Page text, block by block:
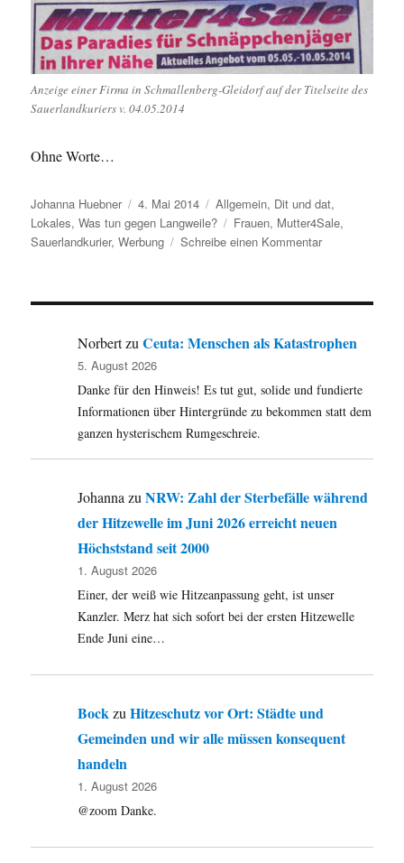
Anzeige einer Firma in Schmallenberg-Gleidorf auf der Titelseite des
Sauerlandkuriers v. 04.05.2014
Ohne Worte…
Autor
Johanna Huebner
Veröffentlicht
am
4. Mai 2014 Kategorien
Allgemein, Dit und dat,
Lokales,Was tun gegen Langweile? Schlagwörter
Frauen, Mutter4Sale,
Sauerlandkurier,Werbung Schreibe einen Kommentarzu
Mutter
das
Sauerland
NorbertzuCeuta: Menschen als Katastrophen
5. August 2026
Danke für den Hinweis! Es tut gut, solide und fundierte
Informationen über Hintergründe zu bekommen statt dem
ganzen hysterischem Rumgeschreie.
Johanna zuNRW: Zahl der Sterbefälle während
der Hitzewelle im Juni 2026 erreicht neuen
Höchststand seit 2000
1. August 2026
Einer, der weiß wie Hitzeanpassung geht, ist unser
Kanzler. Merz hat sich sofort bei der ersten Hitzewelle
Ende Juni eine…
BockzuHitzeschutz vor Ort: Städte und
Gemeinden und wir alle müssen konsequent
handeln
1. August 2026
@zoom Danke.